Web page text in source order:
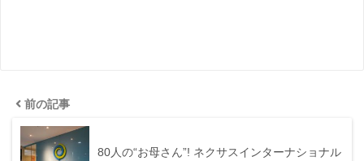
前の記事
80人の“お母さん”! ネクサスインターナショナル